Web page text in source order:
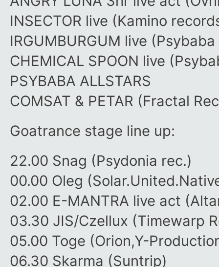
INSECTOR live (Kamino
IRGUMBURGUM live
CHEMICAL SPOON live
PSYBABA ALLSTARS
COMSAT & PETAR (Fractal
Goatrance stage line up:
22.00 Snag (Psydonia rec.)
00.00 Oleg
02.00 E-MANTRA live act
03.30 JIS/Czellux (Timewarp
05.00 Toge (Orion,Y-
06.30 Skarma (Suntrip)